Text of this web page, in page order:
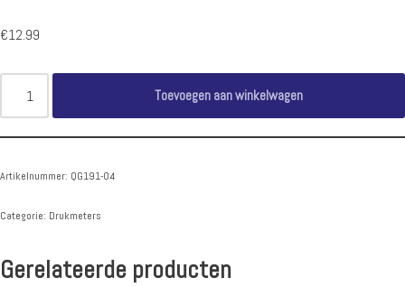
€12.99
Toevoegen aan winkelwagen
Artikelnummer: QG191-04
Categorie: Drukmeters
Gerelateerde producten